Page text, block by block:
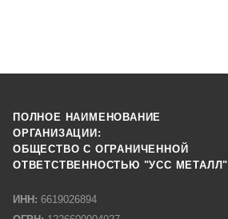
ПОЛНОЕ НАИМЕНОВАНИЕ
ОРГАНИЗАЦИИ:
ОБЩЕСТВО С ОГРАНИЧЕННОЙ
ОТВЕТСТВЕННОСТЬЮ "УСС МЕТАЛЛ"
ИНН: 6619026894